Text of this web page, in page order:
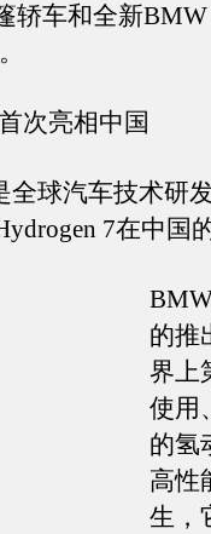
轿车和全新
亮相中国
球汽车技术研
7在中国
的推
界上
使用
的氢
高性
生，